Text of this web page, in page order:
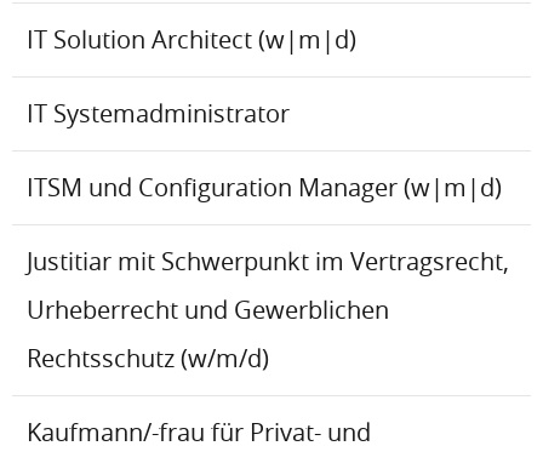
IT Solution Architect (w|m|d)
IT Systemadministrator
ITSM und Configuration Manager (w|m|d)
Justitiar mit Schwerpunkt im Vertragsrecht,
Urheberrecht und Gewerblichen
Rechtsschutz (w/m/d)
Kaufmann/-frau für Privat- und